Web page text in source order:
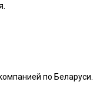
по Беларуси.